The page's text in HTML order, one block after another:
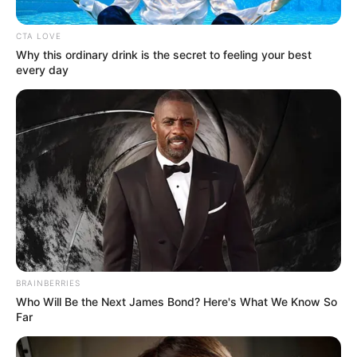
Suministrada
Por:Nelson David Cipagauta Velandia
Febrero 18, 2021
CTA LOVE
Why this ordinary drink is the secret to feeling your best
every day
BRAINBERRIES
Who Will Be the Next James Bond? Here's What We Know So
Far